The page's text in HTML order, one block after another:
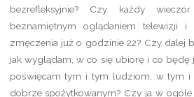
bezrefleksyjnie? Czy każdy
beznamiętnym oglądaniem telewizji
zmęczenia już o godzinie 22? Czy dalej
jak wyglądam, w co się ubiorę i co będę
poświęcam tym i tym ludziom, w tym i
dobrze spożytkowanym? Czy ja w